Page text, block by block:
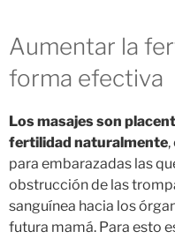
Aumentar la
forma efectiva
Los masajes son
fertilidad naturalmente
para embarazadas las
obstrucción de las
sanguínea hacia los
futura mamá. Para esto